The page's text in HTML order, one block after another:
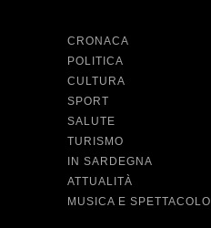
CRONACA
POLITICA
CULTURA
SPORT
SALUTE
TURISMO
IN SARDEGNA
ATTUALITÀ
MUSICA E SPETTACOLO